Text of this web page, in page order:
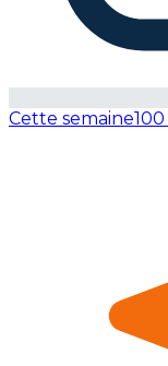
Cette semaine